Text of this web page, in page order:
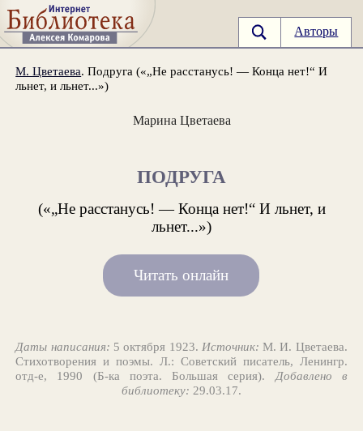
Авторы
М. Цветаева. Подруга («„Не расстанусь! — Конца нет!“ И
льнет, и льнет...»)
Марина Цветаева
ПОДРУГА
(«„Не расстанусь! — Конца нет!“ И льнет, и
льнет...»)
Читать онлайн
Даты написания: 5 октября 1923. Источник: М. И. Цветаева.
Стихотворения и поэмы. Л.: Советский писатель, Ленингр.
отд-е, 1990 (Б-ка поэта. Большая серия). Добавлено в
библиотеку: 29.03.17.